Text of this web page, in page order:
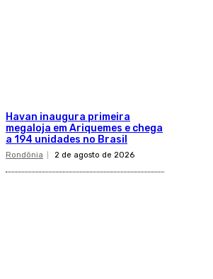
Havan inaugura primeira
megaloja em Ariquemes e chega
a 194 unidades no Brasil
Rondônia 2 de agosto de 2026